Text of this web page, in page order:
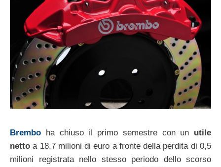
Brembo ha chiuso il primo semestre con un utile
netto a 18,7 milioni di euro a fronte della perdita di 0,5
milioni registrata nello stesso periodo dello scorso